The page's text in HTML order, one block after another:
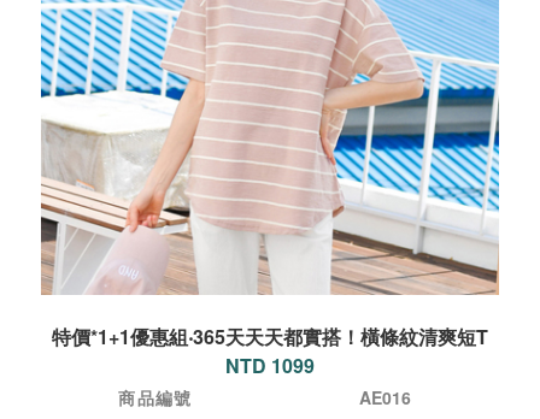
特價*1+1優惠組‧365天天天都實搭！橫條紋清爽短T
NTD 1099
商品編號 AE016